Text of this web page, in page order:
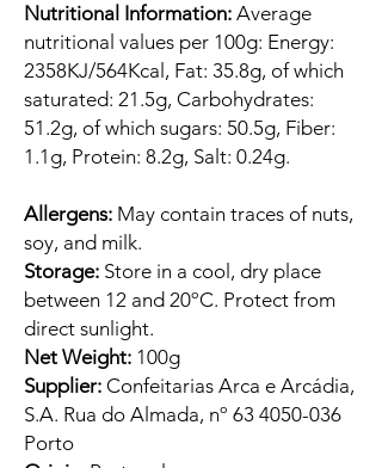
Nutritional Information: Average
nutritional values per 100g: Energy:
2358KJ/564Kcal, Fat: 35.8g, of which
saturated: 21.5g, Carbohydrates:
51.2g, of which sugars: 50.5g, Fiber:
1.1g, Protein: 8.2g, Salt: 0.24g.
Allergens: May contain traces of nuts,
soy, and milk.
Storage: Store in a cool, dry place
between 12 and 20ºC. Protect from
direct sunlight.
Net Weight: 100g
Supplier: Confeitarias Arca e Arcádia,
S.A. Rua do Almada, nº 63 4050-036
Porto